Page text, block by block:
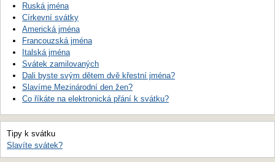
Ruská jména
Církevní svátky
Americká jména
Francouzská jména
Italská jména
Svátek zamilovaných
Dali byste svým dětem dvě křestní jména?
Slavíme Mezinárodní den žen?
Co říkáte na elektronická přání k svátku?
Tipy k svátku
Slavíte svátek?